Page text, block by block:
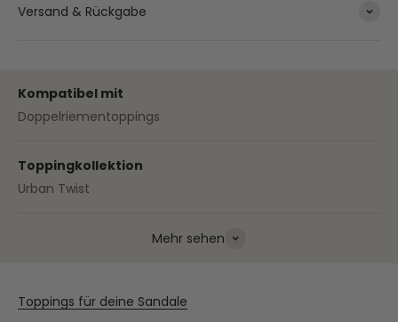
Versand & Rückgabe
Kompatibel mit
Doppelriementoppings
Toppingkollektion
Urban Twist
Mehr sehen
Toppings für deine Sandale